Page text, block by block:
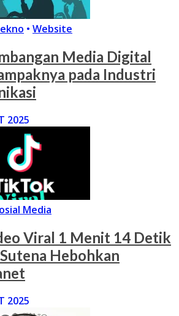
• Website
Media Digital
pada Industri
2025
Media
Viral 1 Menit 14 Detik
Hebohkan
2025